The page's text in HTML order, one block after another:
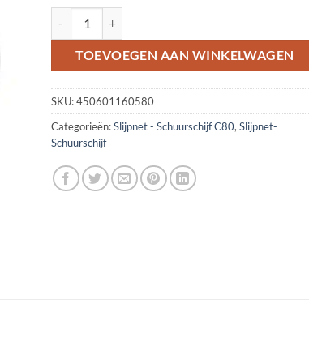
TOEVOEGEN AAN WINKELWAGEN
SKU:450601160580
Categorieën:Slijpnet - Schuurschijf C80, Slijpnet-
Schuurschijf